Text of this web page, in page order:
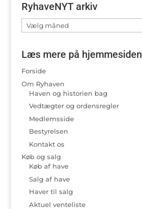
RyhaveNYT arkiv
RyhaveNYT
arkiv
Læs mere på hjemmesiden
Forside
Om Ryhaven
Haven og historien bag
Vedtægter og ordensregler
Medlemsside
Bestyrelsen
Kontakt os
Køb og salg
Køb af have
Salg af have
Haver til salg
Aktuel venteliste